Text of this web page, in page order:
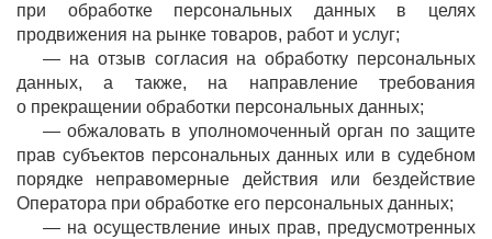
при обработке персональных данных в целях
продвижения на рынке товаров, работ и услуг;
— на отзыв согласия на обработку персональных
данных, а также, на направление требования
о прекращении обработки персональных данных;
— обжаловать в уполномоченный орган по защите
прав субъектов персональных данных или в судебном
порядке неправомерные действия или бездействие
Оператора при обработке его персональных данных;
— на осуществление иных прав, предусмотренных